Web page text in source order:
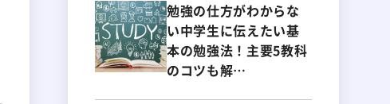
勉強の仕方がわからな
い中学生に伝えたい基
本の勉強法！主要5教科
のコツも解…